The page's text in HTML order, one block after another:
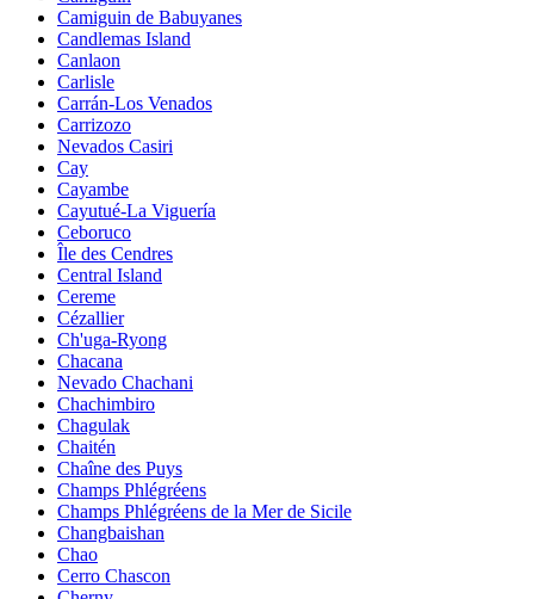
Camiguin de Babuyanes
Candlemas Island
Canlaon
Carlisle
Carrán-Los Venados
Carrizozo
Nevados Casiri
Cay
Cayambe
Cayutué-La Viguería
Ceboruco
Île des Cendres
Central Island
Cereme
Cézallier
Ch'uga-Ryong
Chacana
Nevado Chachani
Chachimbiro
Chagulak
Chaitén
Chaîne des Puys
Champs Phlégréens
Champs Phlégréens de la Mer de Sicile
Changbaishan
Chao
Cerro Chascon